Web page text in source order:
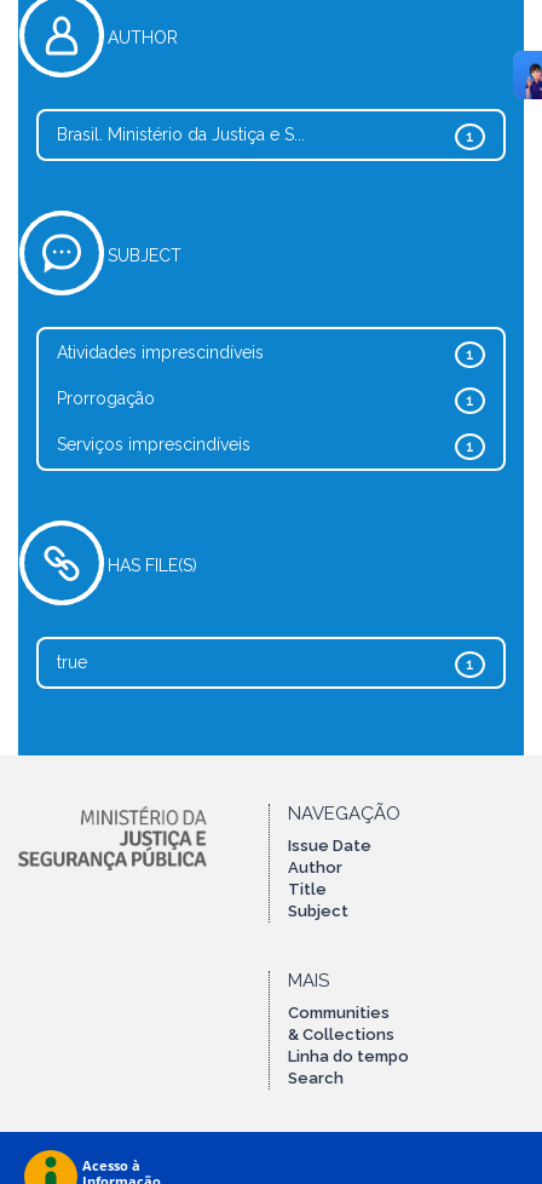
AUTHOR
1
Brasil. Ministério da Justiça e S...
SUBJECT
1
Atividades imprescindíveis
1
Prorrogação
1
Serviços imprescindíveis
HAS FILE(S)
1
true
NAVEGAÇÃO
Issue Date
Author
Title
Subject
MAIS
Communities
& Collections
Linha do tempo
Search